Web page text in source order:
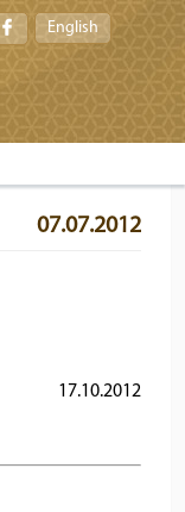
English
07.07.2012
17.10.2012